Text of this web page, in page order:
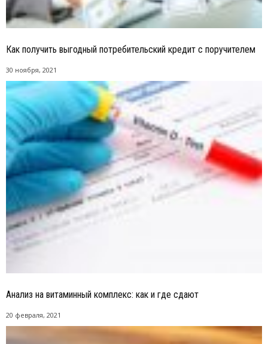
Как получить выгодный потребительский кредит с поручителем
30 ноября, 2021
Анализ на витаминный комплекс: как и где сдают
20 февраля, 2021